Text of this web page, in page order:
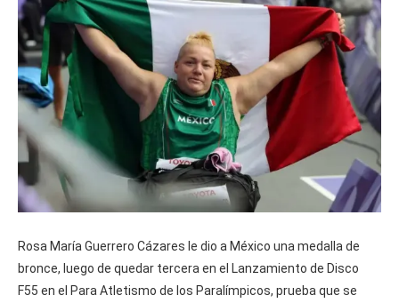
Rosa María Guerrero Cázares le dio a México una medalla de
bronce, luego de quedar tercera en el Lanzamiento de Disco
F55 en el Para Atletismo de los Paralímpicos, prueba que se